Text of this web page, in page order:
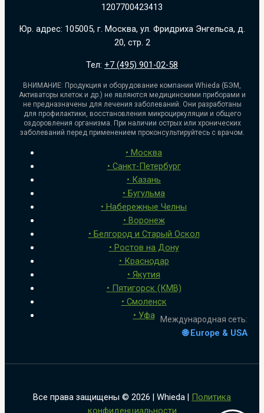
1207700423413
Юр. адрес: 105005, г. Москва, ул. Фридриха Энгельса, д.
20, стр. 2
Тел: +7 (495) 901-02-58
ВНИМАНИЕ: Продукция и оборудование компании Whieda (БЭМ,
Активаторы клеток и др.) не являются медицинскими приборами и
не предназначены для лечения заболеваний. Они разработаны
для профилактики, восстановления микроциркуляции и общего
оздоровления организма. При наличии острых или хронических
заболеваний перед применением проконсультируйтесь с врачом.
• Москва
• Санкт-Петербург
• Казань
• Бугульма
• Набережные Челны
• Воронеж
• Белгород и Старый Оскол
• Ростов на Дону
• Краснодар
• Якутия
• Пятигорск (КМВ)
• Смоленск
• Уфа
Международная сеть:
🌐 Europe & USA
Все права защищены © 2026 | Whieda | Политика
конфиденциальности